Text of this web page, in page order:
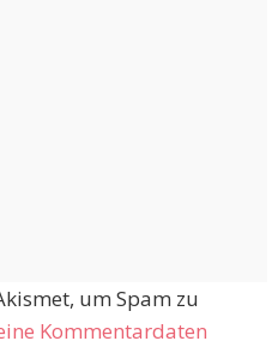
um Spam zu
Kommentardaten